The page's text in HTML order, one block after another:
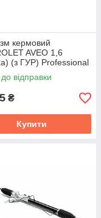
кермовий
AVEO 1,6
(з ГУР) Professional
RD.321100028
відправки
₴
Купити